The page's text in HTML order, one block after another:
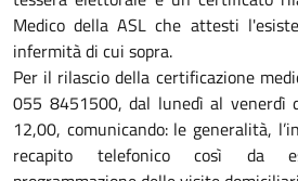
Medico della ASL che attesti
infermità di cui sopra.
Per il rilascio della certificazione
055 8451500, dal lunedì al venerdì
12,00, comunicando: le generalità,
recapito telefonico così da